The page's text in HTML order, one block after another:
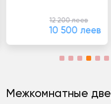
12 200 леев
10 500 леев
Межкомнатные